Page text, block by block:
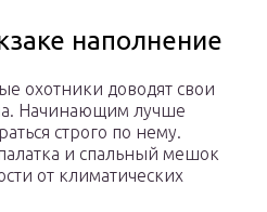
наполнение
охотники доводят свои
Начинающим лучше
строго по нему.
и спальный мешок
от климатических